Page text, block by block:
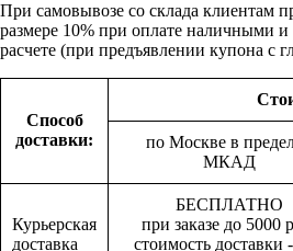
При самовывозе со склада клиентам
размере 10% при оплате наличными
расчете (при предъявлении купона с
Способ
доставки:
по Москве в
МКАД
Курьерская
доставка
БЕСПЛАТНО
при заказе до 5000
стоимость доставки